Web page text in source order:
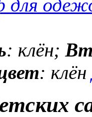
: клён;
: клён